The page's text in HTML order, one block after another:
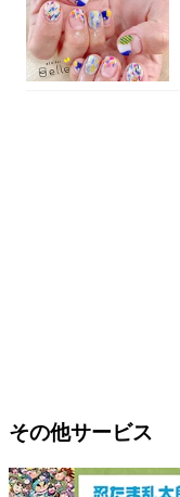
その他サービス